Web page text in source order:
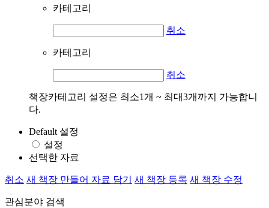
카테고리
취소
카테고리
취소
책장카테고리 설정은 최소1개 ~ 최대3개까지 가능합니
다.
Default 설정
설정
선택한 자료
취소 새 책장 만들어 자료 담기 새 책장 등록 새 책장 수정
관심분야 검색